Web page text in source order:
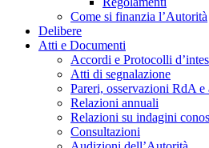
Come si finanzia l’Autorità
Delibere
Atti e Documenti
Accordi e Protocolli
Atti di segnalazione
Pareri, osservazioni RdA
Relazioni annuali
Relazioni su indagini
Consultazioni